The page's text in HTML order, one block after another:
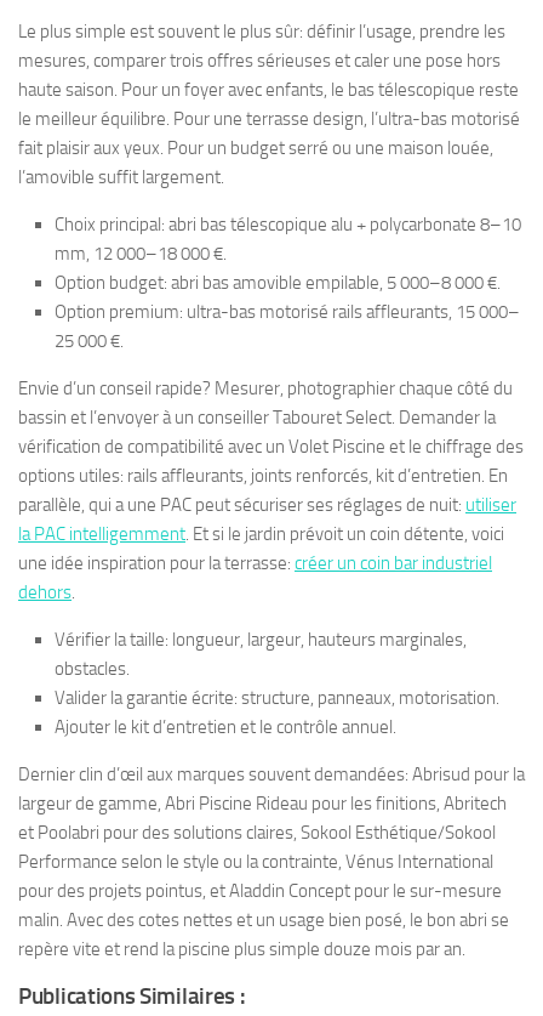
Le plus simple est souvent le plus sûr: définir l’usage, prendre les
mesures, comparer trois offres sérieuses et caler une pose hors
haute saison. Pour un foyer avec enfants, le bas télescopique reste
le meilleur équilibre. Pour une terrasse design, l’ultra-bas motorisé
fait plaisir aux yeux. Pour un budget serré ou une maison louée,
l’amovible suffit largement.
Choix principal: abri bas télescopique alu + polycarbonate 8–10
mm, 12 000–18 000 €.
Option budget: abri bas amovible empilable, 5 000–8 000 €.
Option premium: ultra-bas motorisé rails affleurants, 15 000–
25 000 €.
Envie d’un conseil rapide? Mesurer, photographier chaque côté du
bassin et l’envoyer à un conseiller Tabouret Select. Demander la
vérification de compatibilité avec un Volet Piscine et le chiffrage des
options utiles: rails affleurants, joints renforcés, kit d’entretien. En
parallèle, qui a une PAC peut sécuriser ses réglages de nuit: utiliser
la PAC intelligemment. Et si le jardin prévoit un coin détente, voici
une idée inspiration pour la terrasse: créer un coin bar industriel
dehors.
Vérifier la taille: longueur, largeur, hauteurs marginales,
obstacles.
Valider la garantie écrite: structure, panneaux, motorisation.
Ajouter le kit d’entretien et le contrôle annuel.
Dernier clin d’œil aux marques souvent demandées: Abrisud pour la
largeur de gamme, Abri Piscine Rideau pour les finitions, Abritech
et Poolabri pour des solutions claires, Sokool Esthétique/Sokool
Performance selon le style ou la contrainte, Vénus International
pour des projets pointus, et Aladdin Concept pour le sur-mesure
malin. Avec des cotes nettes et un usage bien posé, le bon abri se
repère vite et rend la piscine plus simple douze mois par an.
Publications Similaires :